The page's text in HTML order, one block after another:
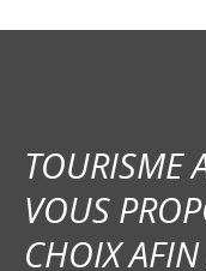
i
o
n
TOURISME
VOUS
CHOIX AFIN